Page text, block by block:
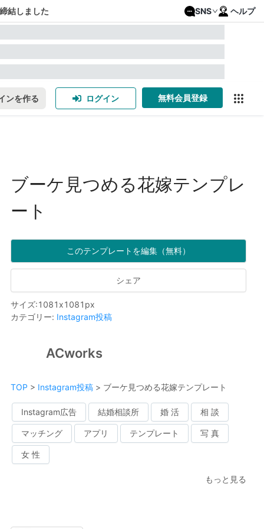
結しました SNS ヘルプ
ンを作る ログイン 無料会員登録
ブーケ見つめる花嫁テンプレ
ート
このテンプレートを編集（無料）
シェア
サイズ:1081 x1081 px
カテゴリー: Instagram投稿
ACworks
TOP > Instagram投稿 > ブーケ見つめる花嫁テンプレート
Instagram広告 結婚相談所 婚 活 相 談
マッチング アプリ テンプレート 写 真
女 性
もっと見る